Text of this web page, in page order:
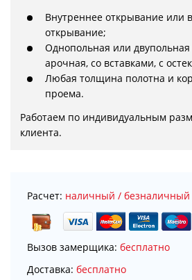
Внутреннее открывание или
открывание;
Однопольная или двупольная
арочная, со вставками, с
Любая толщина полотна и
проема.
Работаем по индивидуальным
клиента.
Расчет: наличный / безналичный
Вызов замерщика: бесплатно
Доставка: бесплатно